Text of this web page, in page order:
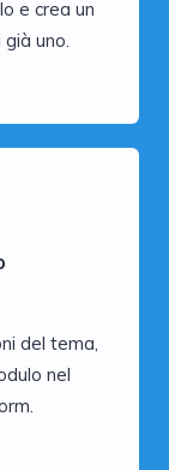
e crea un
uno.
del tema,
nel